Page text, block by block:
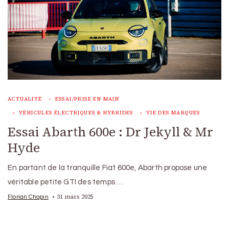
ACTUALITÉ ESSAI/PRISE EN MAIN
VÉHICULES ÉLECTRIQUES & HYBRIDES VIE DES MARQUES
Essai Abarth 600e : Dr Jekyll & Mr
Hyde
En partant de la tranquille Fiat 600e, Abarth propose une
véritable petite GTI des temps …
Florian Chopin 31 mars 2025